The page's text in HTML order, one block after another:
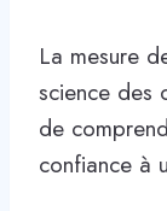
La mesure
science des
de
confiance à